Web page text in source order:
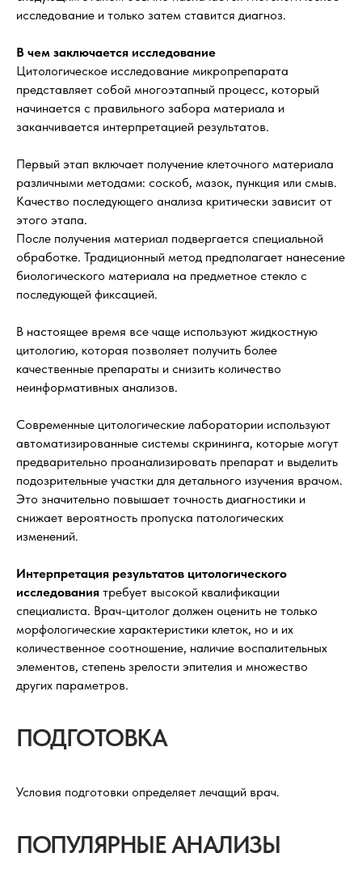
исследование и только затем ставится диагноз.
В чем заключается исследование
Цитологическое исследование микропрепарата
представляет собой многоэтапный процесс, который
начинается с правильного забора материала и
заканчивается интерпретацией результатов.
Первый этап включает получение клеточного материала
различными методами: соскоб, мазок, пункция или смыв.
Качество последующего анализа критически зависит от
этого этапа.
После получения материал подвергается специальной
обработке. Традиционный метод предполагает нанесение
биологического материала на предметное стекло с
последующей фиксацией.
В настоящее время все чаще используют жидкостную
цитологию, которая позволяет получить более
качественные препараты и снизить количество
неинформативных анализов.
Современные цитологические лаборатории используют
автоматизированные системы скрининга, которые могут
предварительно проанализировать препарат и выделить
подозрительные участки для детального изучения врачом.
Это значительно повышает точность диагностики и
снижает вероятность пропуска патологических
изменений.
Интерпретация результатов цитологического
исследования требует высокой квалификации
специалиста. Врач-цитолог должен оценить не только
морфологические характеристики клеток, но и их
количественное соотношение, наличие воспалительных
элементов, степень зрелости эпителия и множество
других параметров.
ПОДГОТОВКА
Условия подготовки определяет лечащий врач.
ПОПУЛЯРНЫЕ АНАЛИЗЫ